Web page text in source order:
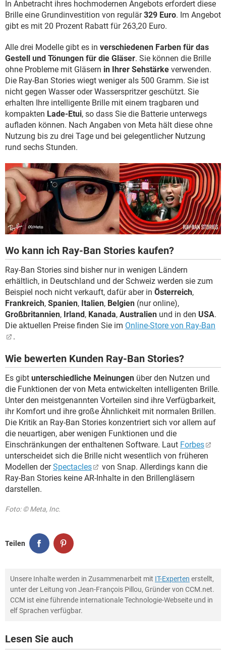
In Anbetracht ihres hochmodernen Angebots erfordert diese
Brille eine Grundinvestition von regulär329 Euro. Im Angebot
gibt es mit 20 Prozent Rabatt für 263,20 Euro.
Alle drei Modelle gibt es in verschiedenen Farben für das
Gestell und Tönungen für die Gläser. Sie können die Brille
ohne Probleme mit Gläsern in Ihrer Sehstärke verwenden.
Die Ray-Ban Stories wiegt weniger als 500 Gramm. Sie ist
nicht gegen Wasser oder Wasserspritzer geschützt. Sie
erhalten Ihre intelligente Brille mit einem tragbaren und
kompakten Lade-Etui, so dass Sie die Batterie unterwegs
aufladen können. Nach Angaben von Meta hält diese ohne
Nutzung bis zu drei Tage und bei gelegentlicher Nutzung
rund sechs Stunden.
Wo kann ich Ray-Ban Stories kaufen?
Ray-Ban Stories sind bisher nur in wenigen Ländern
erhältlich, in Deutschland und der Schweiz werden sie zum
Beispiel noch nicht verkauft, dafür aber in Österreich,
Frankreich, Spanien, Italien, Belgien (nur online),
Großbritannien, Irland , Kanada, Australien und in den USA.
Die aktuellen Preise finden Sie im Online-Store von Ray-Ban
.
Wie bewerten Kunden Ray-Ban Stories?
Es gibt unterschiedliche Meinungen über den Nutzen und
die Funktionen der von Meta entwickelten intelligenten Brille.
Unter den meistgenannten Vorteilen sind ihre Verfügbarkeit,
ihr Komfort und ihre große Ähnlichkeit mit normalen Brillen.
Die Kritik an Ray-Ban Stories konzentriert sich vor allem auf
die neuartigen, aber wenigen Funktionen und die
Einschränkungen der enthaltenen Software. Laut Forbes
unterscheidet sich die Brille nicht wesentlich von früheren
Modellen derSpectacles
von Snap. Allerdings kann die
Ray-Ban Stories keine AR-Inhalte in den Brillengläsern
darstellen.
Foto: © Meta, Inc.
Teilen
Unsere Inhalte werden in Zusammenarbeit mit IT-Experten erstellt,
unter der Leitung von Jean-François Pillou, Gründer von CCM.net.
CCM ist eine führende internationale Technologie-Webseite und in
elf Sprachen verfügbar.
Lesen Sie auch